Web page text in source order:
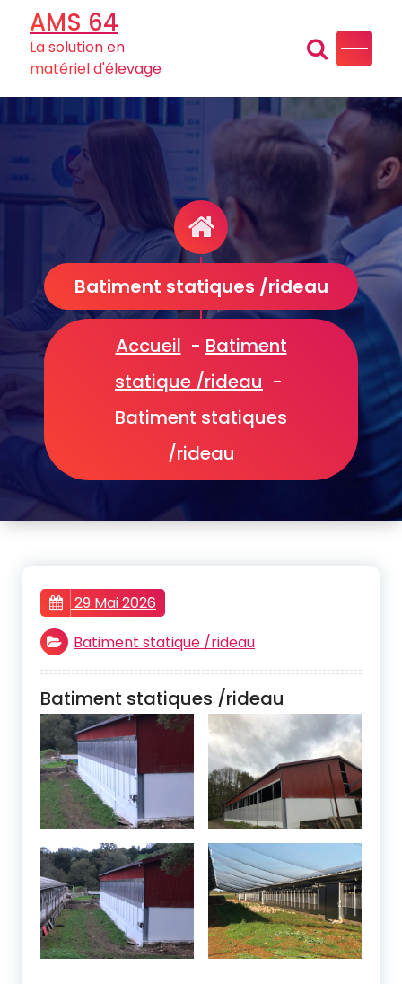
contenu
AMS 64
La solution en
matériel d'élevage
Batiment statiques /rideau
Accueil - Batiment
statique /rideau -
Batiment statiques
/rideau
29 Mai 2026
Batiment statique /rideau
Batiment statiques /rideau